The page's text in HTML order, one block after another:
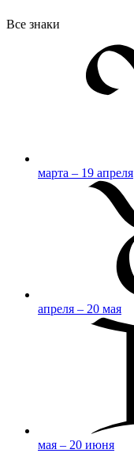
Все знаки
марта – 19 апреля
апреля – 20 мая
мая – 20 июня